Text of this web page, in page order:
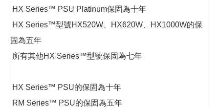
HX Series™ PSU Platinum保固為十年
HX Series™型號HX520W、HX620W、HX1000W的保
固為五年
所有其他HX Series™型號保固為七年
HX Series™ PSU的保固為十年
RM Series™ PSU的保固為五年